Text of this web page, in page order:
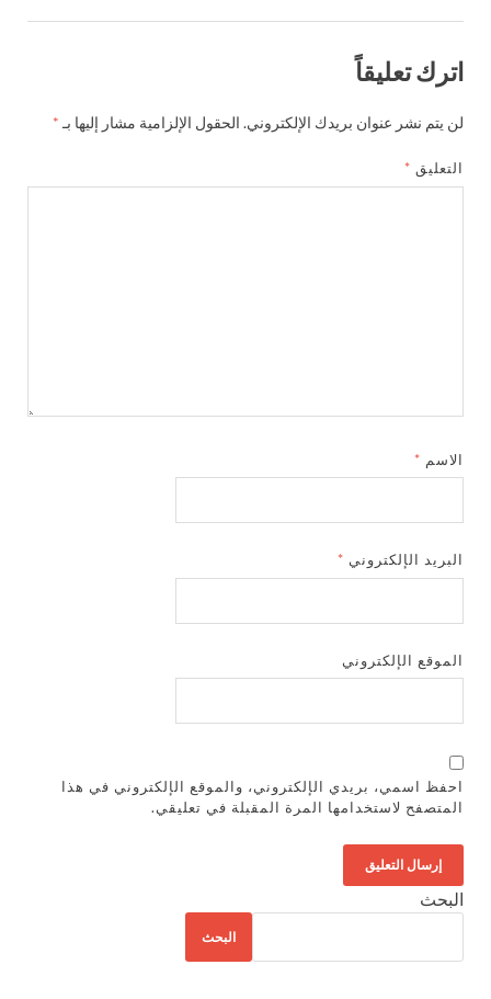
اترك تعليقاً
لن يتم نشر عنوان بريدك الإلكتروني.الحقول الإلزامية مشار إليها بـ*
التعليق*
الاسم*
البريد الإلكتروني*
الموقع الإلكتروني
احفظ اسمي، بريدي الإلكتروني، والموقع الإلكتروني في هذا
المتصفح لاستخدامها المرة المقبلة في تعليقي.
البحث
البحث